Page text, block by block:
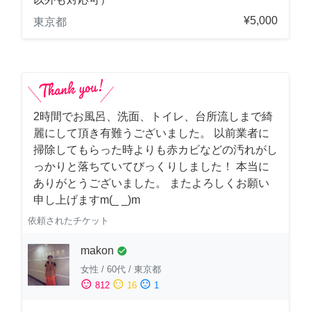
東京都
¥5,000
2時間でお風呂、洗面、トイレ、台所流しまで綺
麗にして頂き有難うございました。 以前業者に
掃除してもらった時よりも赤カビなどの汚れがし
っかりと落ちていてびっくりしました！ 本当に
ありがとうございました。 またよろしくお願い
申し上げますm(_ _)m
依頼されたチケット
makon check_circle
女性 / 60代 / 東京都
sentiment_satisfied 812 sentiment_neutral 16 sentiment_dissatisfied 1